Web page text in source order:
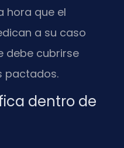
hora que el
a su caso
debe cubrirse
pactados.
dentro de